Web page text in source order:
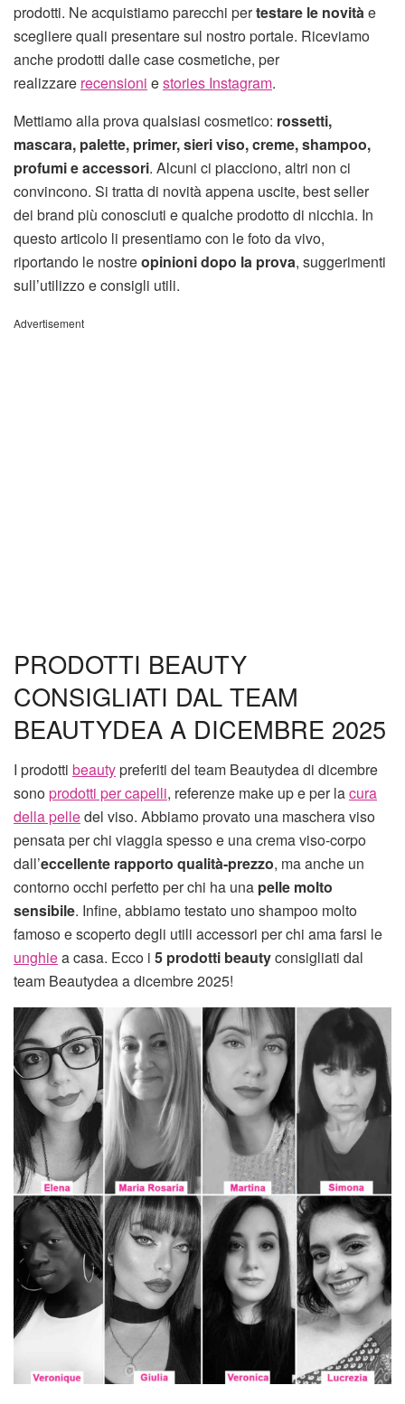
prodotti. Ne acquistiamo parecchi pertestare le novità e
scegliere quali presentare sul nostro portale. Riceviamo
anche prodotti dalle case cosmetiche, per
realizzare recensioni estories Instagram.
Mettiamo alla prova qualsiasi cosmetico: rossetti,
mascara, palette, primer, sieri viso, creme, shampoo,
profumi e accessori. Alcuni ci piacciono, altri non ci
convincono. Si tratta di novità appena uscite, best seller
dei brand più conosciuti e qualche prodotto di nicchia. In
questo articolo li presentiamo con le foto da vivo,
riportando le nostreopinioni dopo la prova, suggerimenti
sull’utilizzo e consigli utili.
Advertisement
PRODOTTI BEAUTY
CONSIGLIATI DAL TEAM
BEAUTYDEA A DICEMBRE 2025
I prodotti beautypreferiti del team Beautydea di dicembre
sonoprodotti per capelli, referenze make up e per lacura
della pelledel viso. Abbiamo provato una maschera viso
pensata per chi viaggia spesso e una crema viso-corpo
dall’eccellente rapporto qualità-prezzo, ma anche un
contorno occhi perfetto per chi ha una pelle molto
sensibile. Infine, abbiamo testato uno shampoo molto
famoso e scoperto degli utili accessori per chi ama farsi le
unghiea casa. Ecco i 5 prodotti beautyconsigliati dal
team Beautydea a dicembre 2025!